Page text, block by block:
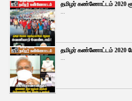
தமிழர் கண்ணோட்டம் 2020
...
தமிழர் கண்ணோட்டம் 2020
...